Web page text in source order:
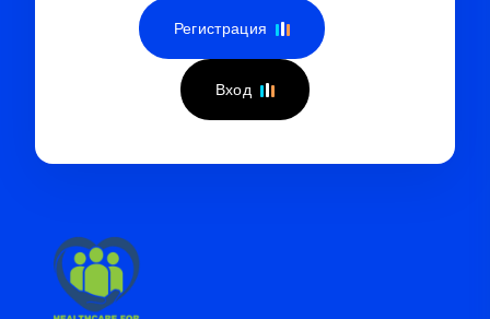
Регистрация
Вход